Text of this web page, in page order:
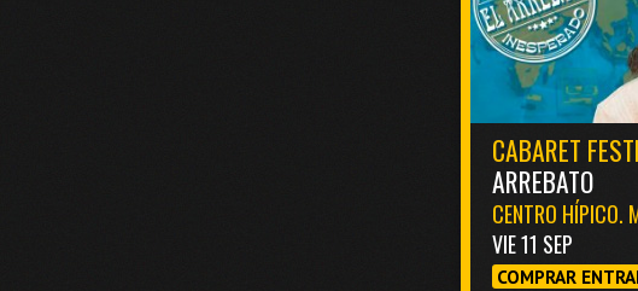
CABARET
ARREBATO
CENTRO HÍPICO.
VIE 11 SEP
COMPRAR